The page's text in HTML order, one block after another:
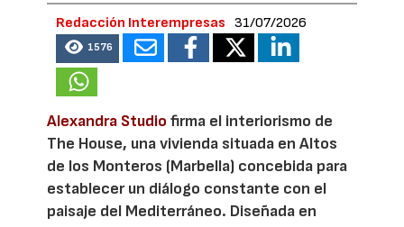
Redacción Interempresas 31/07/2026
1576
Alexandra Studio firma el interiorismo de
The House, una vivienda situada en Altos
de los Monteros (Marbella) concebida para
establecer un diálogo constante con el
paisaje del Mediterráneo. Diseñada en